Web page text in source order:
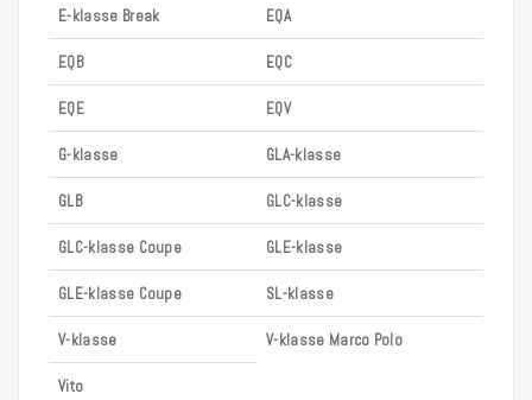
E-klasse Break EQA
EQB EQC
EQE EQV
G-klasse GLA-klasse
GLB GLC-klasse
GLC-klasse Coupe GLE-klasse
GLE-klasse Coupe SL-klasse
V-klasse V-klasse Marco Polo
Vito